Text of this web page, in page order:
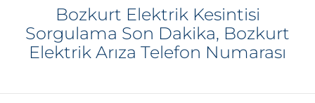
Bozkurt Elektrik Kesintisi
Sorgulama Son Dakika, Bozkurt
Elektrik Arıza Telefon Numarası